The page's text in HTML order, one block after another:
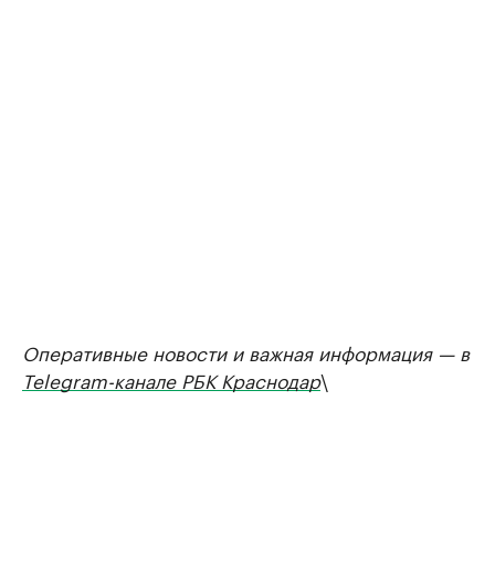
Оперативные новости и важная информация — в
Telegram-канале РБК Краснодар\